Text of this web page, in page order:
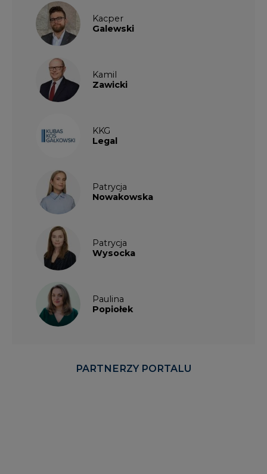
Kacper
Galewski
Kamil
Zawicki
KKG
Legal
Patrycja
Nowakowska
Patrycja
Wysocka
Paulina
Popiołek
PARTNERZY PORTALU